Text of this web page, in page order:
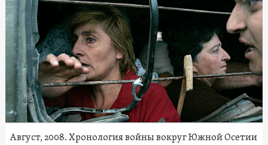
Август, 2008. Хронология войны вокруг Южной Осетии